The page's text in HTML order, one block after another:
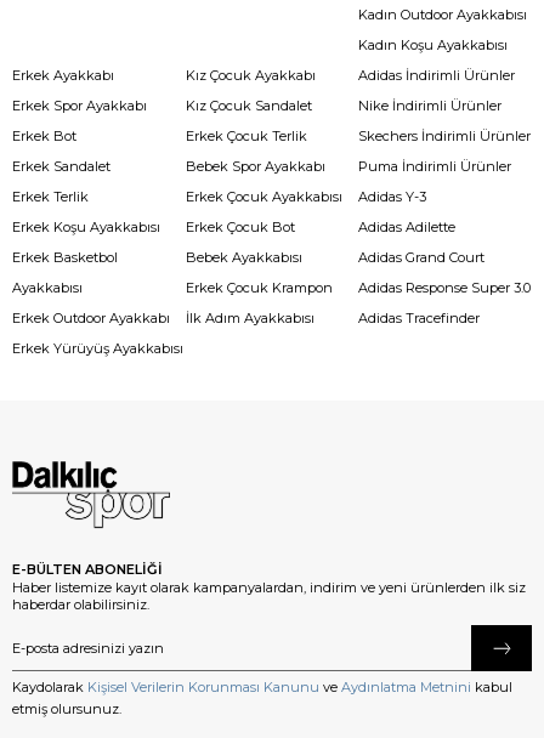
Kadın Outdoor Ayakkabısı
Kadın Koşu Ayakkabısı
Erkek Ayakkabı
Erkek Spor Ayakkabı
Erkek Bot
Erkek Sandalet
Erkek Terlik
Erkek Koşu Ayakkabısı
Erkek Basketbol
Ayakkabısı
Erkek Outdoor Ayakkabı
Erkek Yürüyüş Ayakkabısı
Kız Çocuk Ayakkabı
Kız Çocuk Sandalet
Erkek Çocuk Terlik
Bebek Spor Ayakkabı
Erkek Çocuk Ayakkabısı
Erkek Çocuk Bot
Bebek Ayakkabısı
Erkek Çocuk Krampon
İlk Adım Ayakkabısı
Adidas İndirimli Ürünler
Nike İndirimli Ürünler
Skechers İndirimli Ürünler
Puma İndirimli Ürünler
Adidas Y-3
Adidas Adilette
Adidas Grand Court
Adidas Response Super 3.0
Adidas Tracefinder
E-BÜLTEN ABONELİĞİ
Haber listemize kayıt olarak kampanyalardan, indirim ve yeni ürünlerden ilk siz
haberdar olabilirsiniz.
Kaydolarak Kişisel Verilerin Korunması Kanunu ve Aydınlatma Metnini kabul
etmiş olursunuz.